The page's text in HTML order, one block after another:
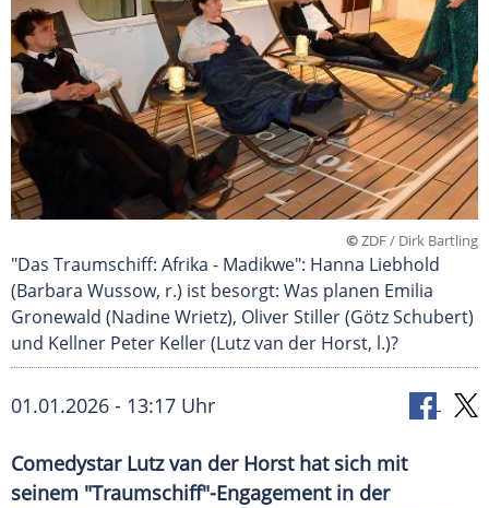
©ZDF / Dirk Bartling
"Das Traumschiff: Afrika - Madikwe": Hanna Liebhold
(Barbara Wussow, r.) ist besorgt: Was planen Emilia
Gronewald (Nadine Wrietz), Oliver Stiller (Götz Schubert)
und Kellner Peter Keller (Lutz van der Horst, l.)?
01.01.2026 - 13:17 Uhr
Comedystar Lutz van der Horst hat sich mit
seinem "Traumschiff"-Engagement in der